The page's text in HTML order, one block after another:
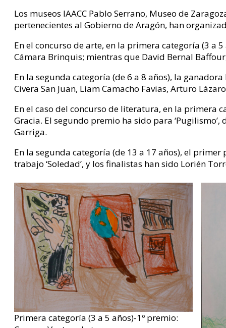
Los museos IAACC Pablo Serrano, Museo de
pertenecientes al Gobierno de Aragón, han
En el concurso de arte, en la primera categoría (3 a
Cámara Brinquis; mientras que David Bernal
En la segunda categoría (de 6 a 8 años), la
Civera San Juan, Liam Camacho Favias, Arturo
En el caso del concurso de literatura, en la primera
Gracia. El segundo premio ha sido para
Garriga.
En la segunda categoría (de 13 a 17 años), el
trabajo ‘Soledad’, y los finalistas han sido Lorién
Primera categoría (3 a 5 años)-1º premio: